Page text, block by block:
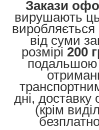
Закази
вирушають
виробляється
від суми
розмірі 200
подальшою
дні,
(крім